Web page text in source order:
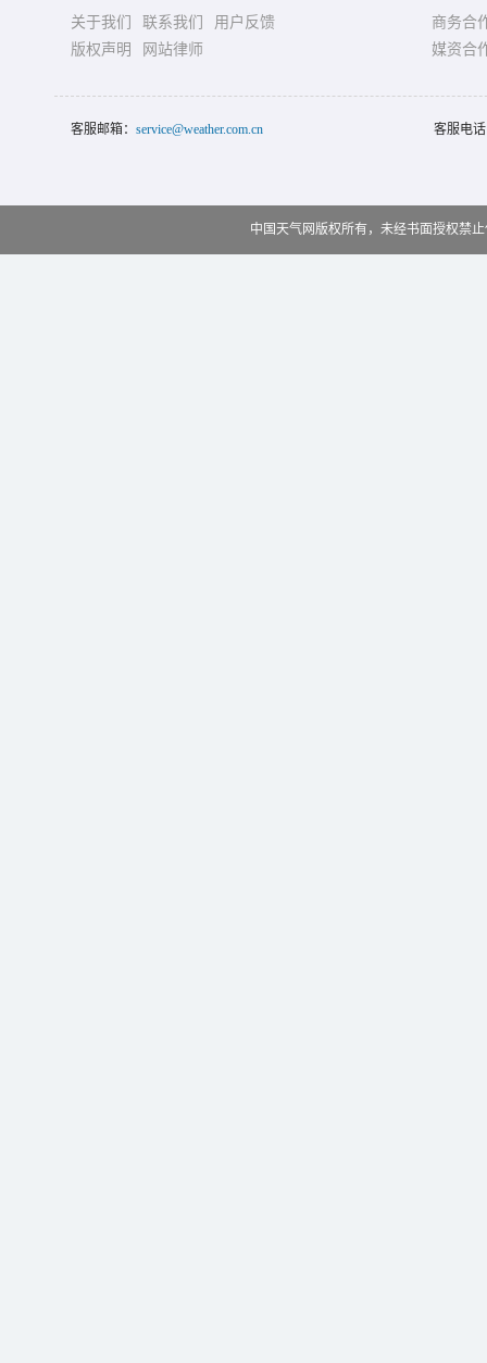
关于我们 联系我们
用户反馈
版权声明
网站律师
商务合
媒资合
客服邮箱： service@weather.com.cn 客服电
中国天气网版权所有，未经书面授权